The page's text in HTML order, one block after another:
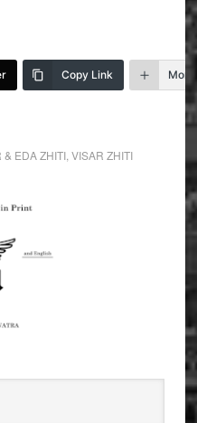
Copy Link More
& EDA ZHITI, VISAR ZHITI